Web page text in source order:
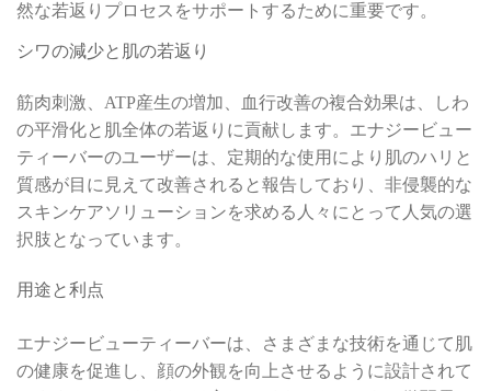
然な若返りプロセスをサポートするために重要です。
シワの減少と肌の若返り
筋肉刺激、ATP産生の増加、血行改善の複合効果は、しわ
の平滑化と肌全体の若返りに貢献します。エナジービュー
ティーバーのユーザーは、定期的な使用により肌のハリと
質感が目に見えて改善されると報告しており、非侵襲的な
スキンケアソリューションを求める人々にとって人気の選
択肢となっています。
用途と利点
エナジービューティーバーは、さまざまな技術を通じて肌
の健康を促進し、顔の外観を向上させるように設計されて